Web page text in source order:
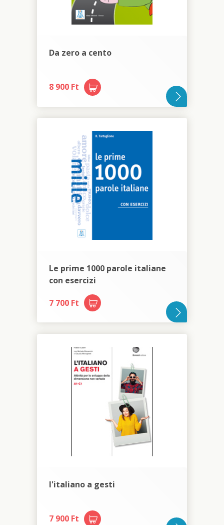
Da zero a cento
8 900 Ft
Le prime 1000 parole italiane
con esercizi
7 700 Ft
l'italiano a gesti
7 900 Ft